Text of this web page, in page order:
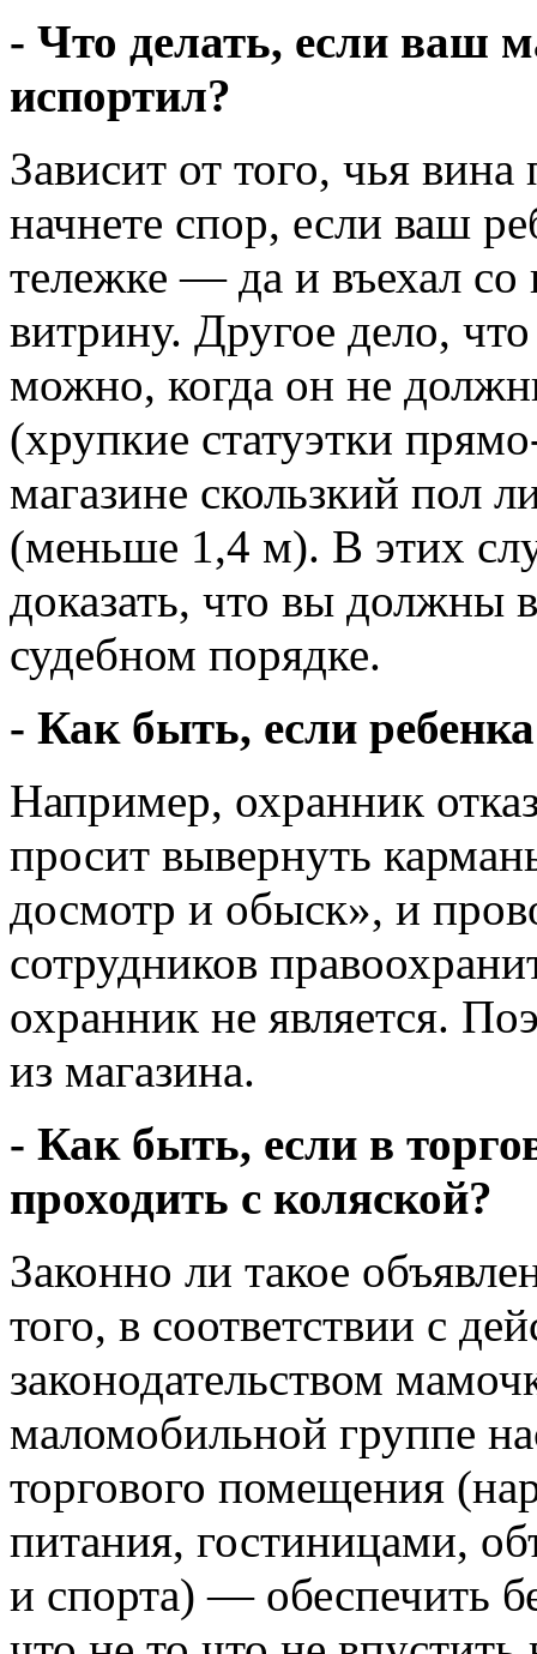
- Что делать, если ваш
испортил?
Зависит от того, чья
начнете спор, если ваш
тележке — да и въехал со
витрину. Другое дело,
можно, когда он не
(хрупкие статуэтки
магазине скользкий пол
(меньше 1,4 м). В этих
доказать, что вы должны
судебном порядке.
- Как быть, если
Например, охранник
просит вывернуть
досмотр и обыск», и
сотрудников
охранник не является.
из магазина.
- Как быть, если в
проходить с коляской?
Законно ли такое
того, в соответствии с
законодательством
маломобильной группе
торгового помещения
питания, гостиницами,
и спорта) — обеспечить